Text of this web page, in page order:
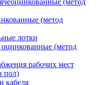
(метод
(метод
лотки
(метод
рабочих мест
пол)
кабеля